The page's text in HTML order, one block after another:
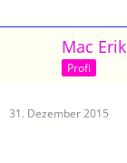
Mac Erik
Profi
31. Dezember 2015